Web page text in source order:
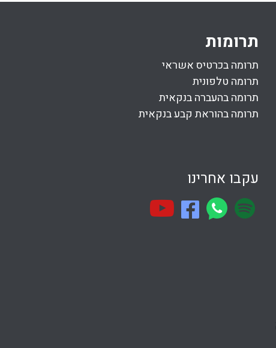
תרומות
תרומה בכרטיס אשראי
תרומה טלפונית
תרומה בהעברה בנקאית
תרומה בהוראת קבע בנקאית
עקבו אחרינו